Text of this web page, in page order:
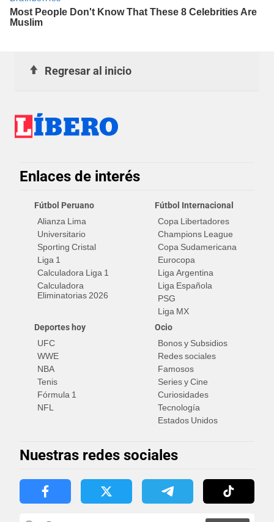
Regresar al inicio
Enlaces de interés
Fútbol Peruano
Alianza Lima
Universitario
Sporting Cristal
Liga 1
Calculadora Liga 1
Calculadora
Eliminatorias 2026
Fútbol Internacional
Copa Libertadores
Champions League
Copa Sudamericana
Eurocopa
Liga Argentina
Liga Española
PSG
Liga MX
Deportes hoy
UFC
WWE
NBA
Tenis
Fórmula 1
NFL
Ocio
Bonos y Subsidios
Redes sociales
Famosos
Series y Cine
Curiosidades
Tecnología
Estados Unidos
Nuestras redes sociales